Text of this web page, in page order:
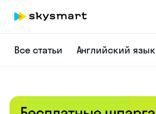
Все статьи Английский язык